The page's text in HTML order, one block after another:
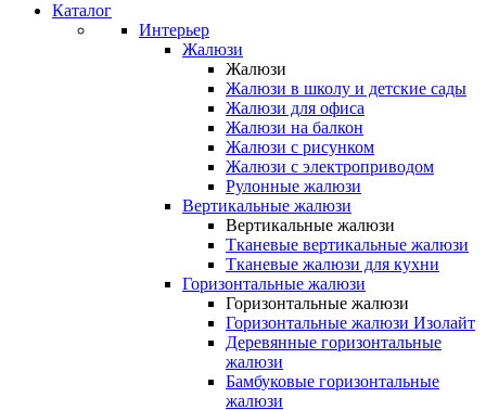
Каталог
Интерьер
Жалюзи
Жалюзи
Жалюзи в школу и детские сады
Жалюзи для офиса
Жалюзи на балкон
Жалюзи с рисунком
Жалюзи с электроприводом
Рулонные жалюзи
Вертикальные жалюзи
Вертикальные жалюзи
Тканевые вертикальные жалюзи
Тканевые жалюзи для кухни
Горизонтальные жалюзи
Горизонтальные жалюзи
Горизонтальные жалюзи Изолайт
Деревянные горизонтальные
жалюзи
Бамбуковые горизонтальные
жалюзи